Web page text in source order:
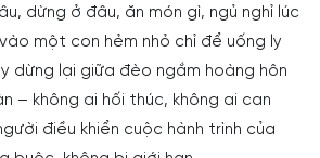
dừng ở đâu, ăn món gì, ngủ nghỉ lúc
một con hẻm nhỏ chỉ để uống ly
dừng lại giữa đèo ngắm hoàng hôn
– không ai hối thúc, không ai can
điều khiển cuộc hành trình của